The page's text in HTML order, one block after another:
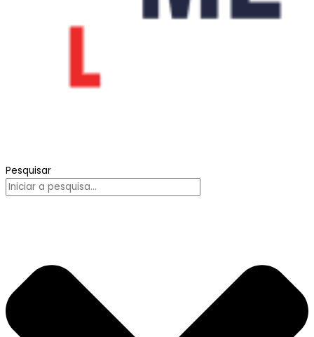
Pesquisar